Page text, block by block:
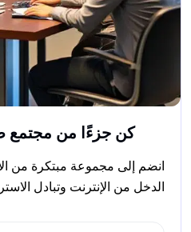
كن جزءًا من مجتمع
انضم إلى مجموعة مبتكرة من
الدخل من الإنترنت وتبادل